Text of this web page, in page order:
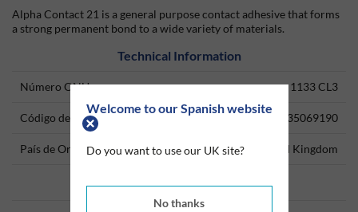
Welcome to our Spanish website
Do you want to use our UK site?
No thanks
Alpha Contact 21 is a general purpose contact adhesive that forms
a strong permanent bond to a wide variety of materials.
Technical Information
Número ONU 1133 CL3
Código del producto 35069190
País de Origen United Kingdom
Data Sheets